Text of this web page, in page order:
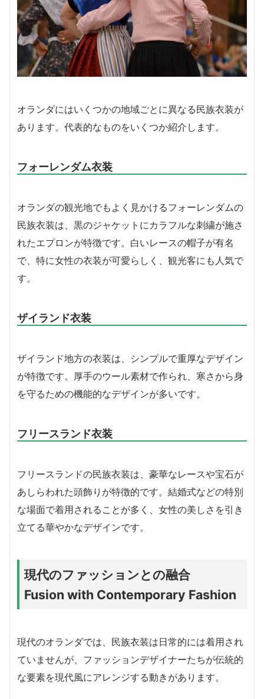
オランダにはいくつかの地域ごとに異なる民族衣装が
あります。代表的なものをいくつか紹介します。
フォーレンダム衣装
オランダの観光地でもよく見かけるフォーレンダムの
民族衣装は、黒のジャケットにカラフルな刺繍が施さ
れたエプロンが特徴です。白いレースの帽子が有名
で、特に女性の衣装が可愛らしく、観光客にも人気で
す。
ザイランド衣装
ザイランド地方の衣装は、シンプルで重厚なデザイン
が特徴です。厚手のウール素材で作られ、寒さから身
を守るための機能的なデザインが多いです。
フリースランド衣装
フリースランドの民族衣装は、豪華なレースや宝石が
あしらわれた頭飾りが特徴的です。結婚式などの特別
な場面で着用されることが多く、女性の美しさを引き
立てる華やかなデザインです。
現代のファッションとの融合
Fusion with Contemporary Fashion
現代のオランダでは、民族衣装は日常的には着用され
ていませんが、ファッションデザイナーたちが伝統的
な要素を現代風にアレンジする動きがあります。